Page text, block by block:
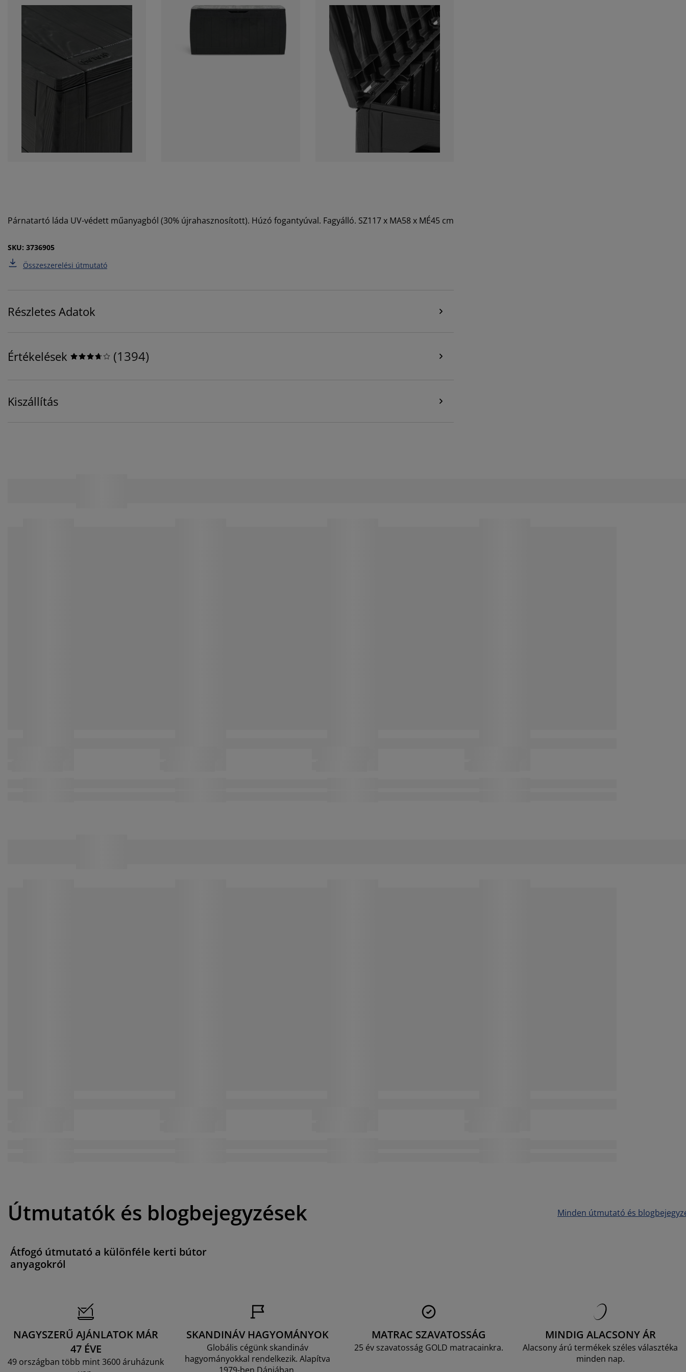
Párnatartó láda UV-védett műanyagból (30% újrahasznosított). Húzó fogantyúval. Fagyálló. SZ117 x MA58 x MÉ45 cm
SKU: 3736905
Összeszerelési útmutató
Részletes Adatok
Értékelések (1394)
Kiszállítás
Útmutatók és blogbejegyzések Minden útmutató és
Átfogó útmutató a különféle kerti bútor
anyagokról
NAGYSZERŰ AJÁNLATOK MÁR
47 ÉVE
49 országban több mint 3600 áruházunk
SKANDINÁV HAGYOMÁNYOK
Globális cégünk skandináv
hagyományokkal rendelkezik. Alapítva
MATRAC SZAVATOSSÁG
25 év szavatosság GOLD matracainkra.
MINDIG ALACSONY ÁR
Alacsony árú termékek széles választéka
minden nap.